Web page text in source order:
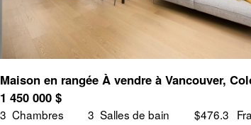
Maison en rangée À vendre à Vancouver,
1 450 000 $
3 Chambres 3 Salles de bain $476.3